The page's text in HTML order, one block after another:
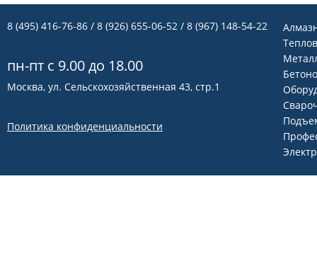
8 (495) 416-76-86 / 8 (926) 655-06-52 / 8 (967) 148-54-22
пн-пт с 9.00 до 18.00
Москва, ул. Сельскохозяйственная 43, стр.1
Политика конфиденциальности